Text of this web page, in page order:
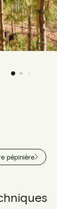
pépinière